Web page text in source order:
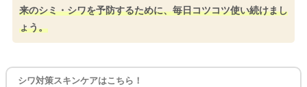
来のシミ・シワを予防するために、毎日コツコツ使い続けまし
ょう。
シワ対策スキンケアはこちら！